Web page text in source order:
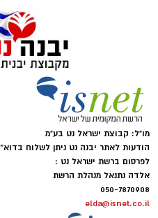
מו"ל: קבוצת ישראל נט בע"מ
הודעות לאתר יבנה נט ניתן לשלוח
לפרסום ברשת ישראל נט :
אלדה נתנאל מנהלת הרשת
050-7870908
elda@isnet.co.il